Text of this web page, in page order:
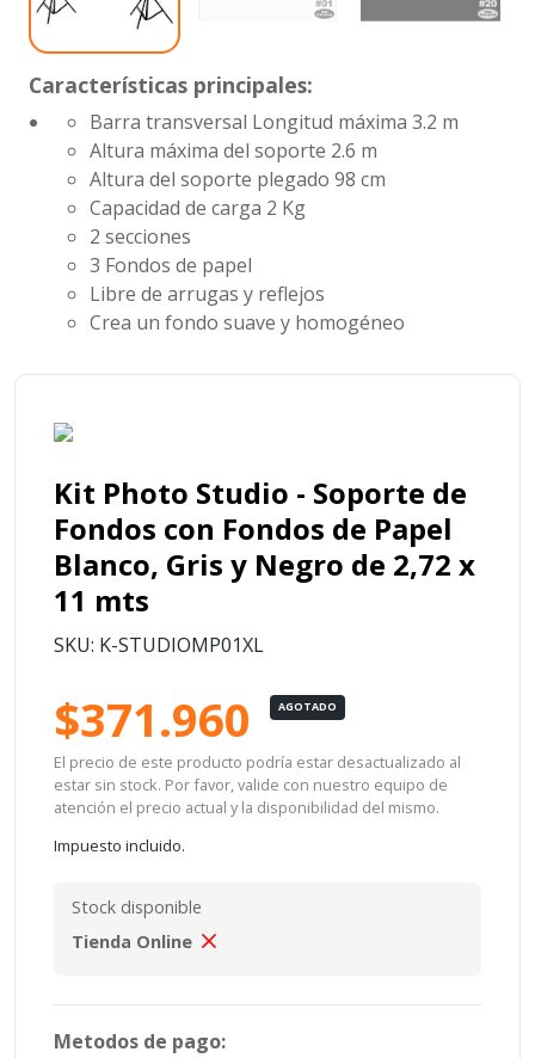
Características principales:
Barra transversal Longitud máxima 3.2 m
Altura máxima del soporte 2.6 m
Altura del soporte plegado 98 cm
Capacidad de carga 2 Kg
2 secciones
3 Fondos de papel
Libre de arrugas y reflejos
Crea un fondo suave y homogéneo
Kit Photo Studio - Soporte de
Fondos con Fondos de Papel
Blanco, Gris y Negro de 2,72 x
11 mts
SKU: K-STUDIOMP01XL
$371.960 AGOTADO
El precio de este producto podría estar desactualizado al
estar sin stock. Por favor, valide con nuestro equipo de
atención el precio actual y la disponibilidad del mismo.
Impuesto incluido.
Stock disponible
Tienda Online
Metodos de pago: